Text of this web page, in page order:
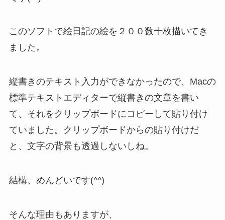
このソフトで絵日記の絵を２００数十枚描いてき
ました。
縦書きのテキスト入力ができなかったので、Macの
標準テキストエディターで縦書きの文章を書い
て、それをクリップボードにコピーして貼り付け
ていました。クリップボードからの貼り付けだ
と、文字の背景も透過しないしね。
結構、めんどいです(^^)
そんな理由もありますが、